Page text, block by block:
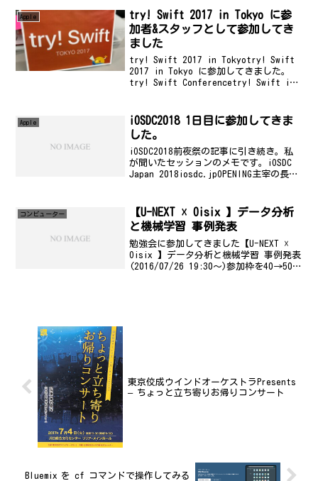
す。前提条件アカウント...
Apple
try! Swift 2017 in Tokyo に参
加者&スタッフとして参加してき
ました
try! Swift 2017 in Tokyotry! Swift
2017 in Tokyo に参加してきました。
try! Swift Conferencetry! Swift is
Apple
iOSDC2018 1日目に参加してきま
した。
iOSDC2018前夜祭の記事に引き続き。私
が聞いたセッションのメモです。iOSDC
Japan 2018iosdc.jpOPENING主宰の長谷
シンカリオンや、三石琴...
コンビューター
【U-NEXT ☓ Oisix 】データ分析
と機械学習 事例発表
勉強会に参加してきました【U-NEXT ☓
Oisix 】データ分析と機械学習 事例発表
(2016/07/26 19:30〜)参加枠を40→50に
東京佼成ウインドオーケストラPresents
– ちょっと立ち寄りお帰りコンサート
Bluemix を cf コマンドで操作してみる